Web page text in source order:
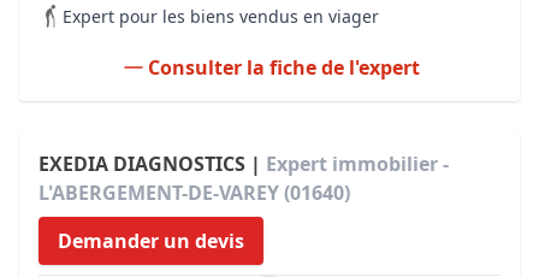
Expert pour les biens vendus en viager
Consulter la fiche de l'expert
EXEDIA DIAGNOSTICS | Expert immobilier -
L'ABERGEMENT-DE-VAREY (01640)
Demander un devis